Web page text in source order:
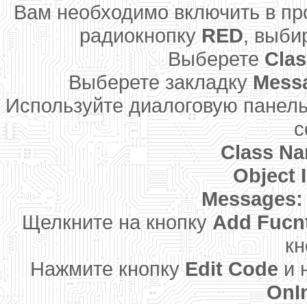
Вам необходимо включить в
радиокнопкуRED,
Выберете
Выберете закладку
Используйте диалоговую
Class
Object
Messages:
Щелкните на кнопкуAdd
Нажмите кнопкуEdit Codeи